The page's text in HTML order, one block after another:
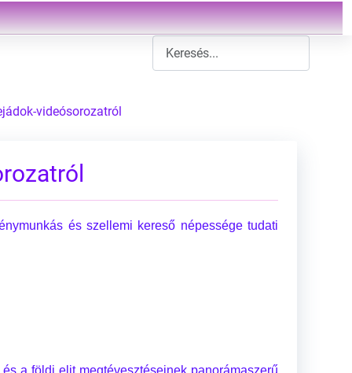
videósorozatról
és szellemi kereső népessége tudati